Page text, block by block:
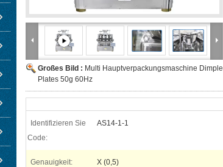
Großes Bild : Multi Hauptverpackungsmaschine Dimple
Plates 50g 60Hz
Identifizieren Sie
Code:
AS14-1-1
Genauigkeit: X (0,5)